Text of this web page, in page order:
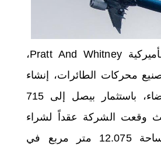
Pratt And Whitney،
محركات الطائرات، إنشاء
مصنع بالدار البيضاء، باستثمار بيصل إلى 715
وقعت الشركة عقداً لشراء
قطعة أرض بمساحة 12.075 متر مربع في